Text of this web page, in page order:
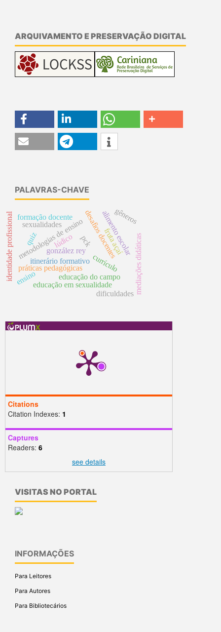
ARQUIVAMENTO E PRESERVAÇÃO DIGITAL
PALAVRAS-CHAVE
gonzález reydesafios docentes
currículo
práticas pedagógicas
itinerário formativo
educação do campo
metodologias de ensino
identidade profissional formação docente
fruta açaí
alimento escolar
lúdico
quiz mediações didáticas
educação em sexualidade
gêneros
dificuldades
sexualidades
pck
ensino
Citations
Citation Indexes: 1
Captures
Readers: 6
see details
VISITAS NO PORTAL
INFORMAÇÕES
Para Leitores
Para Autores
Para Bibliotecários